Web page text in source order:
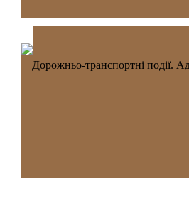
Дорожньо-транспортні події.